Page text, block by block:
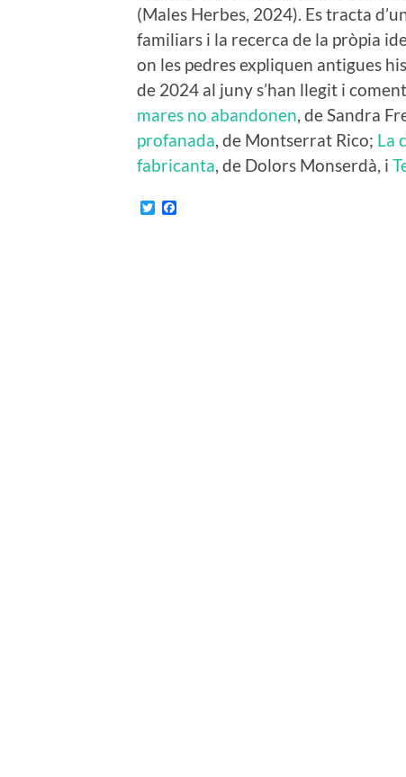
(Males Herbes, 2024). Es tracta
familiars i la recerca de la pròpia
on les pedres expliquen antigues
de 2024 al juny s’han llegit i
mares no abandonen, de Sandra
profanada, de Montserrat Rico; La
fabricanta, de Dolors Monserdà, i
Twitter